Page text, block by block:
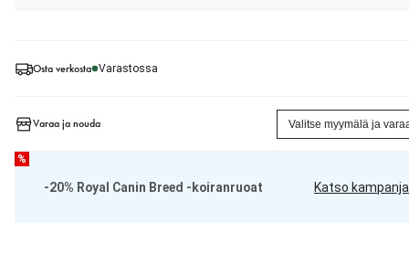
Osta verkosta Varastossa
Varaa ja nouda Valitse myymälä ja
%
-20% Royal Canin Breed -koiranruoat Katso kampanja